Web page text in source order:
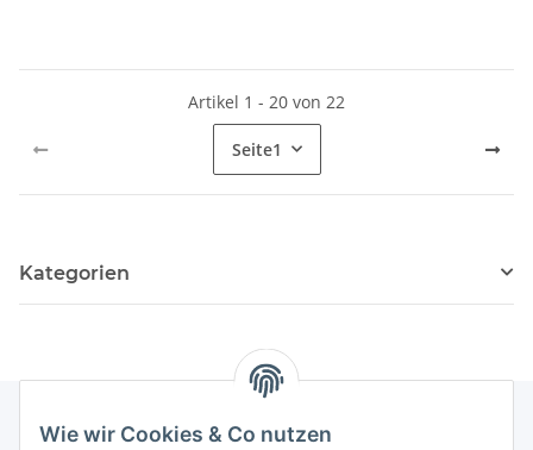
Wie wir Cookies & Co nutzen
Artikel 1 - 20 von 22
Seite1
Kategorien